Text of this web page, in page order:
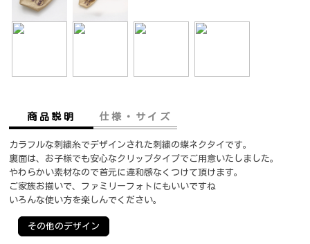
商品説明 仕様・サイズ
カラフルな刺繍糸でデザインされた刺繍の蝶ネクタイです。
裏面は、お子様でも安心なクリップタイプでご用意いたしました。
やわらかい素材なので首元に違和感なくつけて頂けます。
ご家族お揃いで、ファミリーフォトにもいいですね
いろんな使い方を楽しんでください。
その他のデザイン